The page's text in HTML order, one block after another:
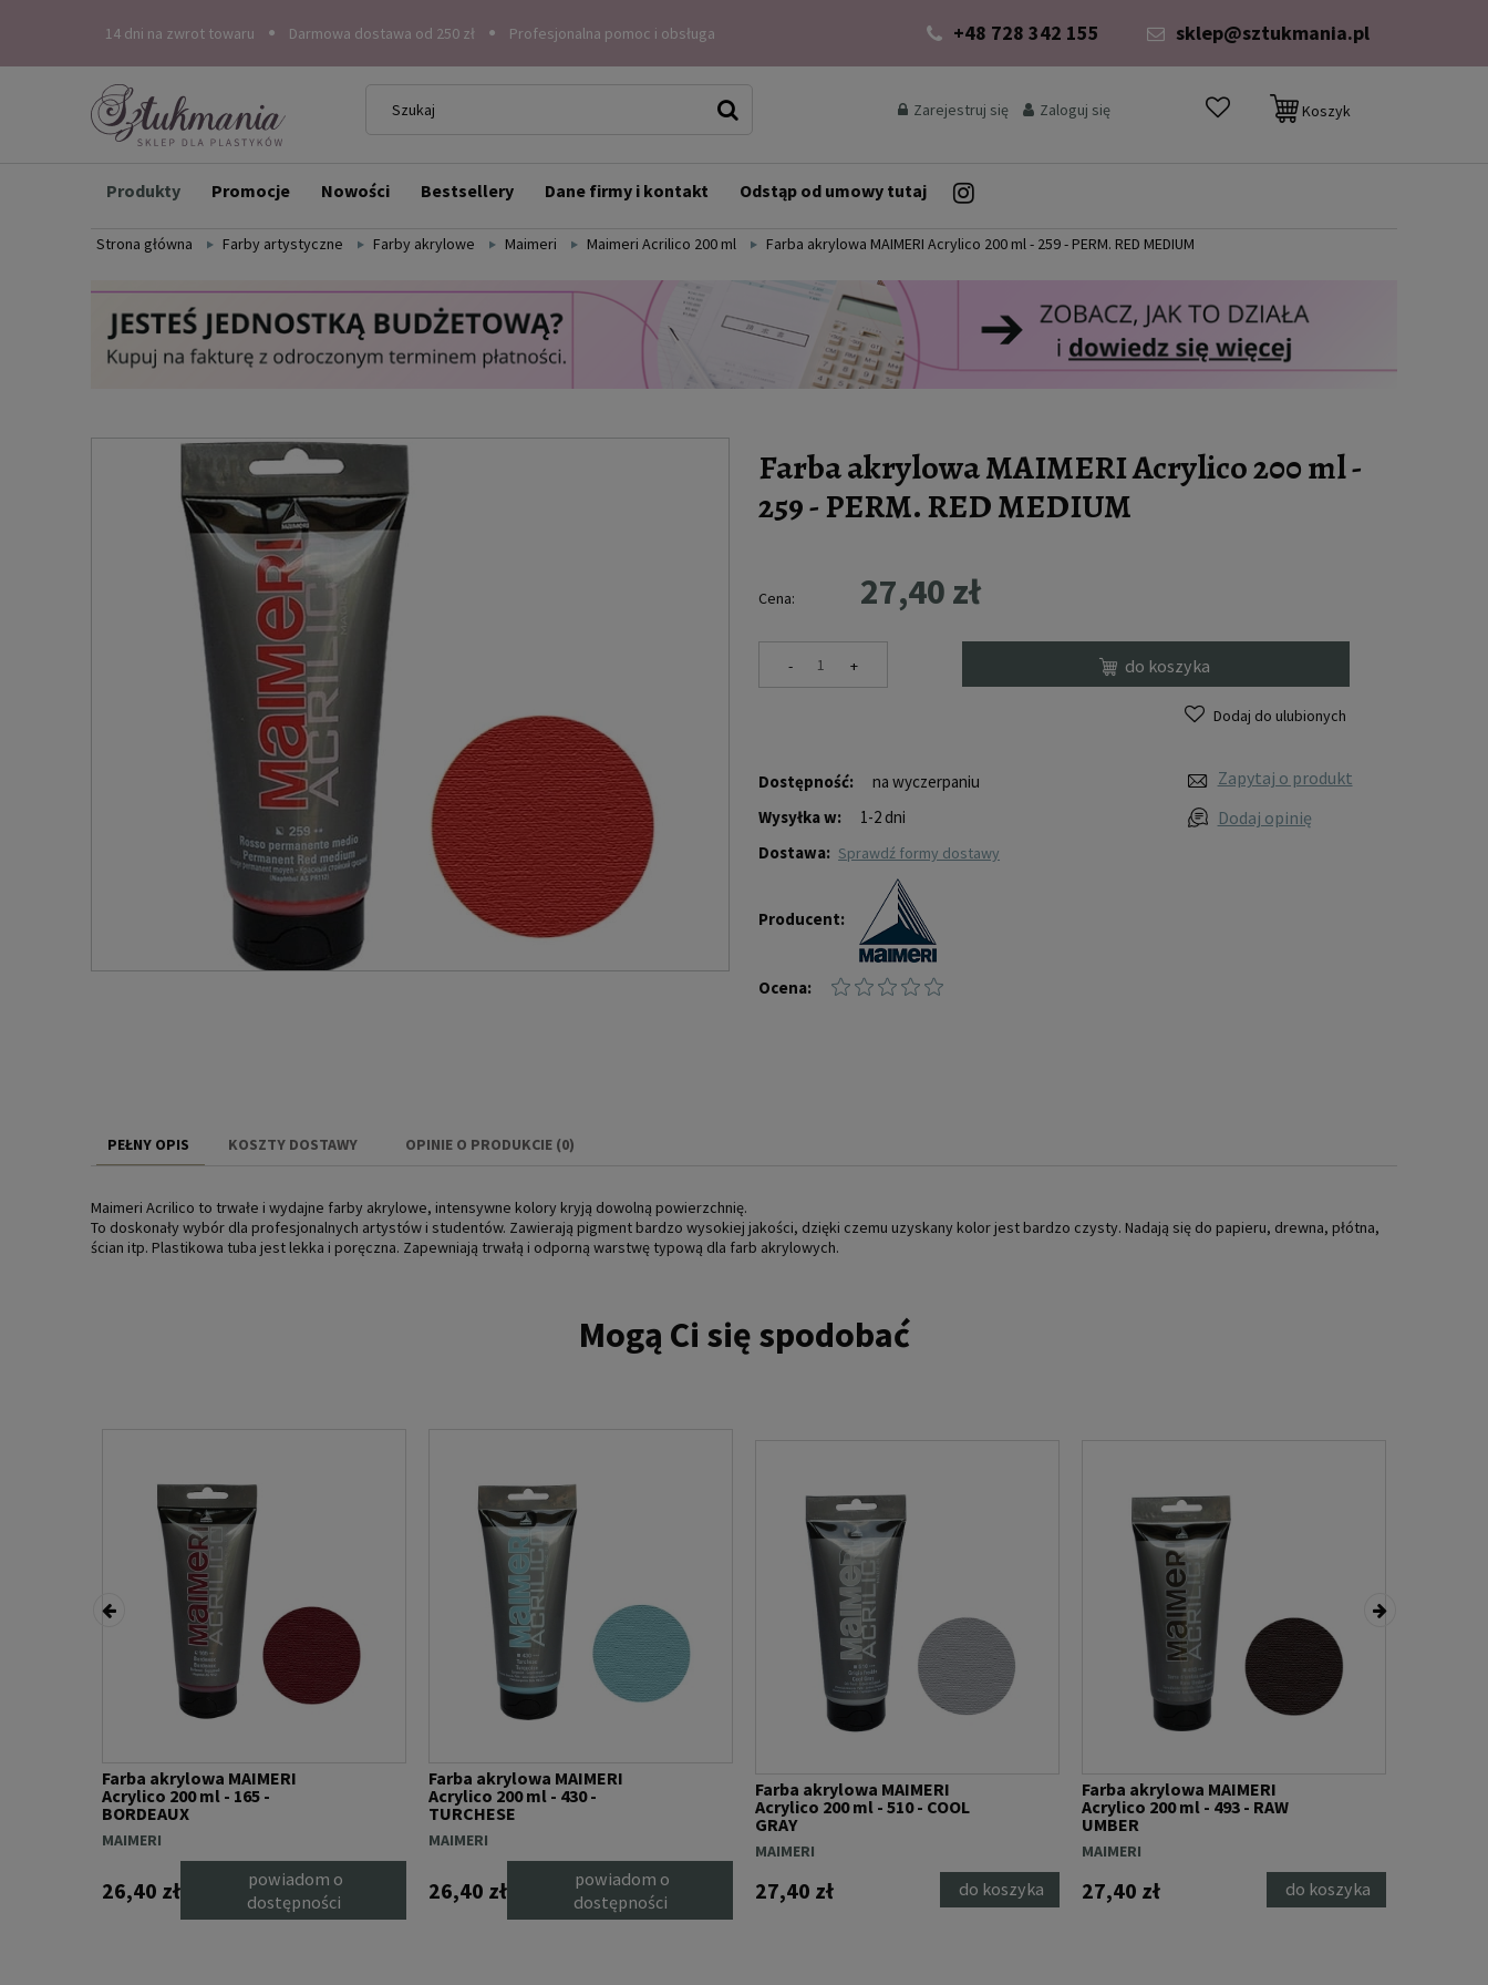
14 dni na zwrot towaru Darmowa dostawa od 250 zł Profesjonalna pomoc i obsługa +48 728 342 155 sklep@sztukmania.pl
Zarejestruj się Zaloguj się Koszyk
Produkty Promocje Nowości Bestsellery Dane firmy i kontakt Odstąp od umowy tutaj
Strona główna Farby artystyczne Farby akrylowe Maimeri Maimeri Acrilico 200 ml Farba akrylowa MAIMERI Acrylico 200 ml - 259 - PERM. RED MEDIUM
Farba akrylowa MAIMERI Acrylico 200 ml -
259 - PERM. RED MEDIUM
Dostępność:
na wyczerpaniu
Wysyłka w:
1-2 dni
Dostawa:
sprawdź formy dostawy
Producent:
Ocena:
Cena: 27,40 zł
- + do koszyka
Dodaj do ulubionych
Zapytaj o produkt
Dodaj opinię
PEŁNY OPIS KOSZTY DOSTAWY
KOSZTÓW PŁATNOŚCI
OPINIE O PRODUKCIE (0)
Maimeri Acrilico to trwałe i wydajne farby akrylowe, intensywne kolory kryją dowolną powierzchnię.
To doskonały wybór dla profesjonalnych artystów i studentów. Zawierają pigment bardzo wysokiej jakości, dzięki czemu uzyskany kolor jest bardzo czysty. Nadają się do papieru, drewna, płótna,
ścian itp. Plastikowa tuba jest lekka i poręczna. Zapewniają trwałą i odporną warstwę typową dla farb akrylowych.
Mogą Ci się spodobać
Farba akrylowa MAIMERI
Acrylico 200 ml - 165 -
BORDEAUX
MAIMERI
26,40 zł
powiadom o
dostępności
Farba akrylowa MAIMERI
Acrylico 200 ml - 430 -
TURCHESE
MAIMERI
26,40 zł
powiadom o
dostępności
Farba akrylowa MAIMERI
Acrylico 200 ml - 510 - COOL
GRAY
MAIMERI
27,40 zł do koszyka
Farba akrylowa MAIMERI
Acrylico 200 ml - 493 - RAW
UMBER
MAIMERI
27,40 zł do koszyka